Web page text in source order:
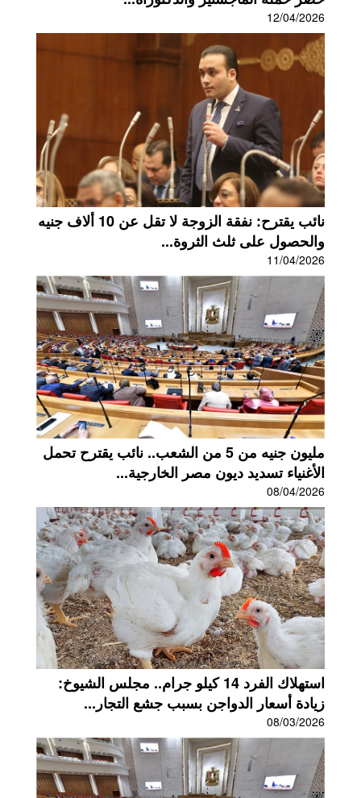
12/04/2026
نائب يقترح: نفقة الزوجة لا تقل عن 10 ألاف جنيه
والحصول على ثلث الثروة...
11/04/2026
مليون جنيه من 5 من الشعب.. نائب يقترح تحمل
الأغنياء تسديد ديون مصر الخارجية...
08/04/2026
استهلاك الفرد 14 كيلو جرام.. مجلس الشيوخ:
زيادة أسعار الدواجن بسبب جشع التجار...
08/03/2026